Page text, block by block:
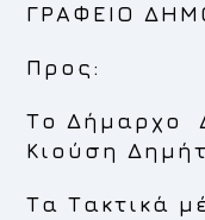
ΓΡΑΦΕΙΟ
Προς:
Το Δήμαρχο
Κιούση
Τα Τακτικά